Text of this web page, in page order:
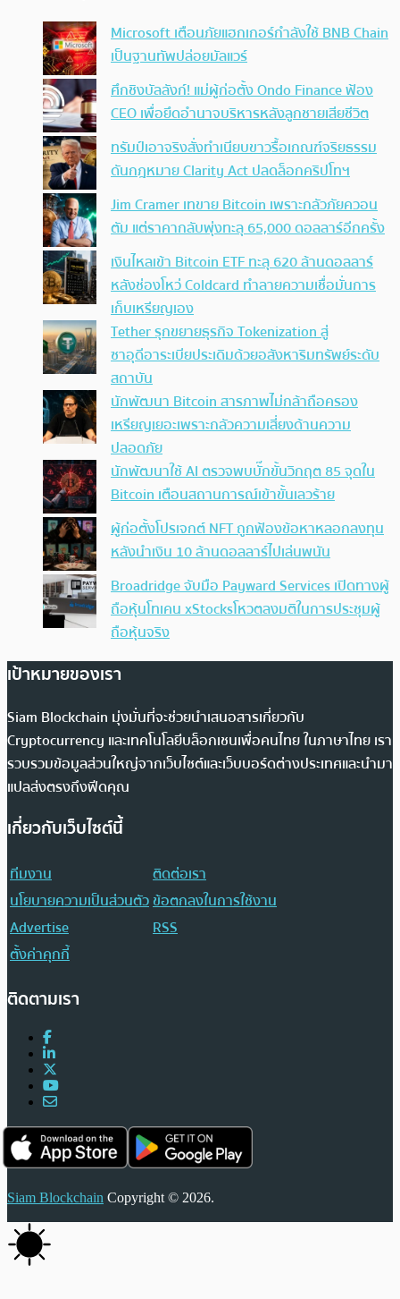
Microsoft เตือนภัยแฮกเกอร์กำลังใช้ BNB Chain
เป็นฐานทัพปล่อยมัลแวร์
ศึกชิงบัลลังก์! แม่ผู้ก่อตั้ง Ondo Finance ฟ้อง
CEO เพื่อยึดอำนาจบริหารหลังลูกชายเสียชีวิต
ทรัมป์เอาจริง สั่งทำเนียบขาวรื้อเกณฑ์จริยธรรม
ดันกฎหมาย Clarity Act ปลดล็อกคริปโทฯ
Jim Cramer เทขาย Bitcoin เพราะกลัวภัยควอน
ตัม แต่ราคากลับพุ่งทะลุ 65,000 ดอลลาร์อีกครั้ง
เงินไหลเข้า Bitcoin ETF ทะลุ 620 ล้านดอลลาร์
หลังช่องโหว่ Coldcard ทำลายความเชื่อมั่นการ
เก็บเหรียญเอง
Tether รุกขยายธุรกิจ Tokenization สู่
ซาอุดีอาระเบียประเดิมด้วยอสังหาริมทรัพย์ระดับ
สถาบัน
นักพัฒนา Bitcoin สารภาพไม่กล้าถือครอง
เหรียญเยอะเพราะกลัวความเสี่ยงด้านความ
ปลอดภัย
นักพัฒนาใช้ AI ตรวจพบบั๊กขั้นวิกฤต 85 จุดใน
Bitcoin เตือนสถานการณ์เข้าขั้นเลวร้าย
ผู้ก่อตั้งโปรเจกต์ NFT ถูกฟ้องข้อหาหลอกลงทุน
หลังนำเงิน 10 ล้านดอลลาร์ไปเล่นพนัน
Broadridge จับมือ Payward Services เปิดทางผู้
ถือหุ้นโทเคน xStocksโหวตลงมติในการประชุมผู้
ถือหุ้นจริง
เป้าหมายของเรา
Siam Blockchain มุ่งมั่นที่จะช่วยนำเสนอสารเกี่ยวกับ
Cryptocurrency และเทคโนโลยีบล็อกเชนเพื่อคนไทย ในภาษาไทย เรา
รวบรวมข้อมูลส่วนใหญ่จากเว็บไซต์และเว็บบอร์ดต่างประเทศและนำมา
แปลส่งตรงถึงฟีดคุณ
เกี่ยวกับเว็บไซต์นี้
ทีมงาน
ติดต่อเรา
นโยบายความเป็นส่วนตัวข้อตกลงในการใช้งาน
Advertise
RSS
ตั้งค่าคุกกี้
ติดตามเรา
Siam Blockchain Copyright © 2026.